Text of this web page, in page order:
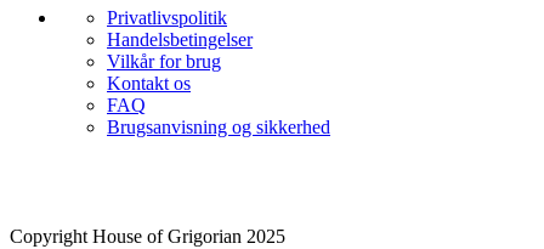
Privatlivspolitik
Handelsbetingelser
Vilkår for brug
Kontakt os
FAQ
Brugsanvisning og sikkerhed
Copyright House of Grigorian 2025